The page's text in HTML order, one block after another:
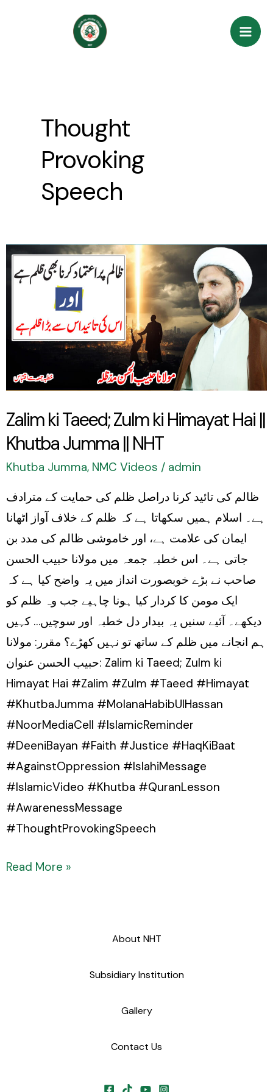
Thought
Provoking
Speech
Zalim ki Taeed; Zulm ki Himayat Hai ||
Khutba Jumma || NHT
Khutba Jumma, NMC Videos / admin
ظالم کی تائید کرنا دراصل ظلم کی حمایت کے مترادف
ہے۔ اسلام ہمیں سکھاتا ہے کہ ظلم کے خلاف آواز اٹھانا
ایمان کی علامت ہے، اور خاموشی ظالم کی مدد بن
جاتی ہے۔ اس خطبہ جمعہ میں مولانا حبیب الحسن
صاحب نے بڑے خوبصورت انداز میں یہ واضح کیا ہے کہ
ایک مومن کا کردار کیا ہونا چاہیے جب وہ ظلم کو
دیکھے۔ آئیے سنیں یہ بیدار دل خطبہ اور سوچیں… کہیں
ہم انجانے میں ظلم کے ساتھ تو نہیں کھڑے؟ مقرر: مولانا
حبیب الحسن عنوان: Zalim ki Taeed; Zulm ki
Himayat Hai #Zalim #Zulm #Taeed #Himayat
#KhutbaJumma #MolanaHabibUlHassan
#NoorMediaCell #IslamicReminder
#DeeniBayan #Faith #Justice #HaqKiBaat
#AgainstOppression #IslahiMessage
#IslamicVideo #Khutba #QuranLesson
#AwarenessMessage
#ThoughtProvokingSpeech
Zalim
ki
Hai
Khutba
Jumma
||
Read More »
About NHT
Subsidiary Institution
Gallery
Contact Us